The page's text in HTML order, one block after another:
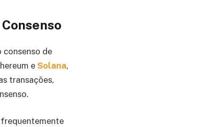
consenso de
e Solana,
transações,